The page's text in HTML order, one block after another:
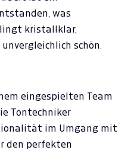
was
kristallklar,
schön.
eingespielten Team
Tontechniker
im Umgang mit
den perfekten